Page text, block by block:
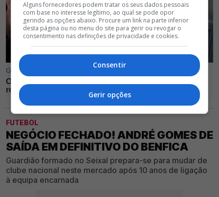
FUTEBOL
NEGÓCIO FECHADO! ANDRÉ GOMES DE
SAÍDA EM DEFINITIVO DO BENFICA
Guardião formado no Seixal prepara-se para mudar de
clube nacional neste mercado após 10 anos de ligação
à equipa encarnada
Alguns fornecedores podem tratar os seus dados pessoais
com base no interesse legítimo, ao qual se pode opor
gerindo as opções abaixo. Procure um link na parte inferior
desta página ou no menu do site para gerir ou revogar o
consentimento nas definições de privacidade e cookies.
Consentir
Gerir opções